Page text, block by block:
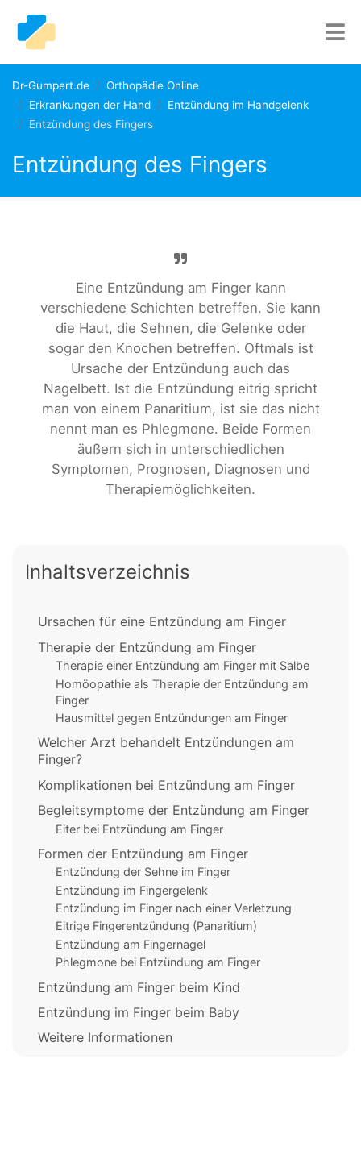
Dr-Gumpert.de
Orthopädie Online
Erkrankungen der Hand
Entzündung im Handgelenk
Entzündung des Fingers
Entzündung des Fingers
Eine Entzündung am Finger kann
verschiedene Schichten betreffen. Sie kann
die Haut, die Sehnen, die Gelenke oder
sogar den Knochen betreffen. Oftmals ist
Ursache der Entzündung auch das
Nagelbett. Ist die Entzündung eitrig spricht
man von einem Panaritium, ist sie das nicht
nennt man es Phlegmone. Beide Formen
äußern sich in unterschiedlichen
Symptomen, Prognosen, Diagnosen und
Therapiemöglichkeiten.
Inhaltsverzeichnis
Ursachen für eine Entzündung am Finger
Therapie der Entzündung am Finger
Therapie einer Entzündung am Finger mit Salbe
Homöopathie als Therapie der Entzündung am
Finger
Hausmittel gegen Entzündungen am Finger
Welcher Arzt behandelt Entzündungen am
Finger?
Komplikationen bei Entzündung am Finger
Begleitsymptome der Entzündung am Finger
Eiter bei Entzündung am Finger
Formen der Entzündung am Finger
Entzündung der Sehne im Finger
Entzündung im Fingergelenk
Entzündung im Finger nach einer Verletzung
Eitrige Fingerentzündung (Panaritium)
Entzündung am Fingernagel
Phlegmone bei Entzündung am Finger
Entzündung am Finger beim Kind
Entzündung im Finger beim Baby
Weitere Informationen